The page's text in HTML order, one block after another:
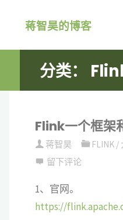
蒋智昊的博客
分类：
Flink一个框架
蒋智昊 FLINK /
留下评论
1、官网。
https://